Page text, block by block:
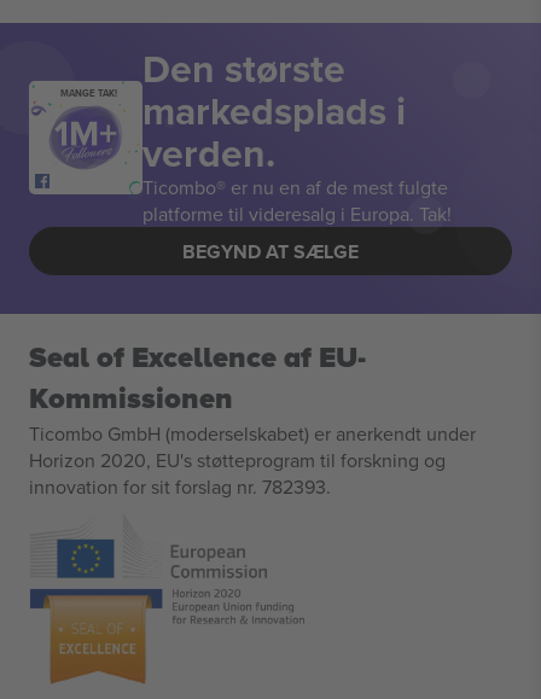
MANGE TAK! Den største
markedsplads i
verden.
Ticombo® er nu en af de mest fulgte
platforme til videresalg i Europa. Tak!
BEGYND AT SÆLGE
Seal of Excellence af EU-
Kommissionen
Ticombo GmbH (moderselskabet) er anerkendt under
Horizon 2020, EU's støtteprogram til forskning og
innovation for sit forslag nr. 782393.